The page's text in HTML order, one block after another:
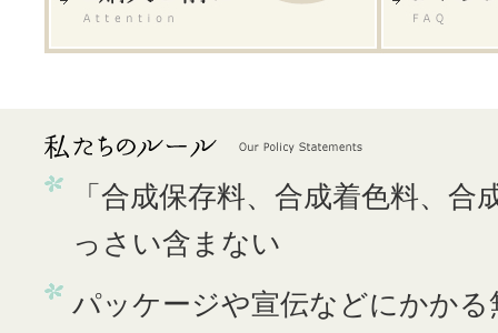
「合成保存料、合成着色料、
っさい含まない
パッケージや宣伝などにかか